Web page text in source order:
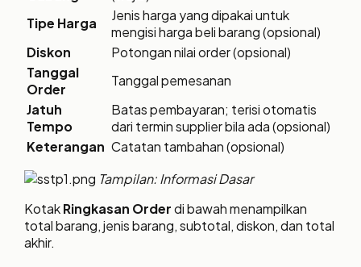
Tipe Harga
Jenis harga yang dipakai untuk
mengisi harga beli barang (opsional)
Diskon
Potongan nilai order (opsional)
Tanggal
Order
Tanggal pemesanan
Jatuh
Tempo
Batas pembayaran; terisi otomatis
dari termin supplier bila ada (opsional)
Keterangan Catatan tambahan (opsional)
Tampilan: Informasi Dasar
KotakRingkasan Orderdi bawah menampilkan
total barang, jenis barang, subtotal, diskon, dan total
akhir.